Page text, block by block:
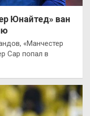
Юнайтед» ван
«Манчестер
Сар попал в